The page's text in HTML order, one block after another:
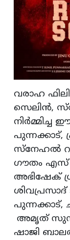
വരാഹ
സെലിന്‍,
നിര്‍മ്മിച്ച
സ്‌നേഹല്‍
ഗൗതം എസ്
അഭിഷേക്
അമൃത്
ഷാജി